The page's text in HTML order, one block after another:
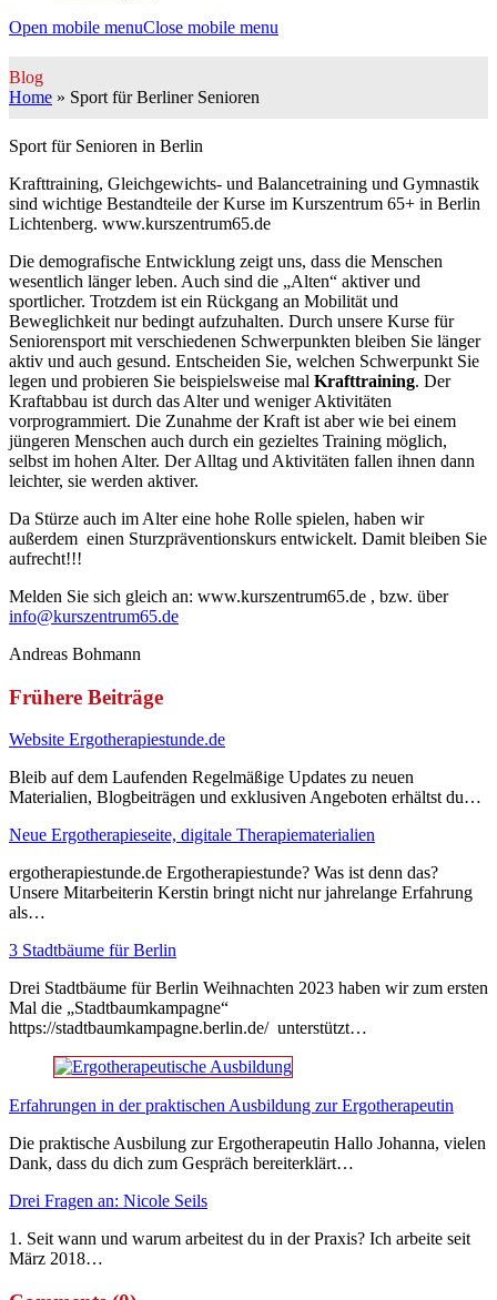
Open mobile menuClose mobile menu
Blog
Home » Sport für Berliner Senioren
Sport für Senioren in Berlin
Krafttraining, Gleichgewichts- und Balancetraining und Gymnastik
sind wichtige Bestandteile der Kurse im Kurszentrum 65+ in Berlin
Lichtenberg. www.kurszentrum65.de
Die demografische Entwicklung zeigt uns, dass die Menschen
wesentlich länger leben. Auch sind die „Alten“ aktiver und
sportlicher. Trotzdem ist ein Rückgang an Mobilität und
Beweglichkeit nur bedingt aufzuhalten. Durch unsere Kurse für
Seniorensport mit verschiedenen Schwerpunkten bleiben Sie länger
aktiv und auch gesund. Entscheiden Sie, welchen Schwerpunkt Sie
legen und probieren Sie beispielsweise mal Krafttraining. Der
Kraftabbau ist durch das Alter und weniger Aktivitäten
vorprogrammiert. Die Zunahme der Kraft ist aber wie bei einem
jüngeren Menschen auch durch ein gezieltes Training möglich,
selbst im hohen Alter. Der Alltag und Aktivitäten fallen ihnen dann
leichter, sie werden aktiver.
Da Stürze auch im Alter eine hohe Rolle spielen, haben wir
außerdem einen Sturzpräventionskurs entwickelt. Damit bleiben Sie
aufrecht!!!
Melden Sie sich gleich an: www.kurszentrum65.de , bzw. über
info@kurszentrum65.de
Andreas Bohmann
Frühere Beiträge
Website Ergotherapiestunde.de
Bleib auf dem Laufenden Regelmäßige Updates zu neuen
Materialien, Blogbeiträgen und exklusiven Angeboten erhältst du…
Neue Ergotherapieseite, digitale Therapiematerialien
ergotherapiestunde.de Ergotherapiestunde? Was ist denn das?
Unsere Mitarbeiterin Kerstin bringt nicht nur jahrelange Erfahrung
als…
3 Stadtbäume für Berlin
Drei Stadtbäume für Berlin Weihnachten 2023 haben wir zum ersten
Mal die „Stadtbaumkampagne“
https://stadtbaumkampagne.berlin.de/ unterstützt…
Erfahrungen in der praktischen Ausbildung zur Ergotherapeutin
Die praktische Ausbilung zur Ergotherapeutin Hallo Johanna, vielen
Dank, dass du dich zum Gespräch bereiterklärt…
Drei Fragen an: Nicole Seils
1. Seit wann und warum arbeitest du in der Praxis? Ich arbeite seit
März 2018…